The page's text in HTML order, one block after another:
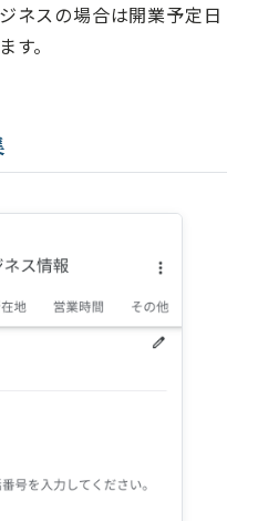
ネスの場合は開業予定日
す。